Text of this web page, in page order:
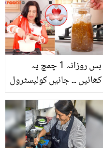
شادی کے متعلق سنیتا
مارشل کا انکشاف
بس روزانہ 1 چمچ یہ
کھائیں ۔۔ جانیں کولیسٹرول
حفاظت کرنے والا زبردست
مرّبہ، آج ہی گھر پر بنانے کا
طریقہ